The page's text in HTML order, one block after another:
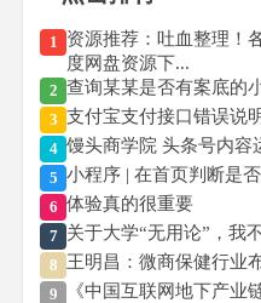
1 资源推荐：吐血整理！
度网盘资源下...
2 查询某某是否有案底的
3 支付宝支付接口错误说
4 馒头商学院 头条号内容
5 小程序 | 在首页判断是
6 体验真的很重要
7 关于大学“无用论”，我
8 王明昌：微商保健行业
9 《中国互联网地下产业